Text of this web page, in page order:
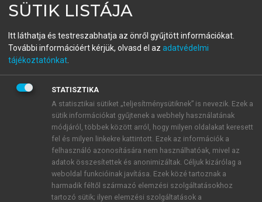
fiókoddal,vagy hozz létre új fiókot.
A regisztráció után apróbaidőszakautomatikusan
BELÉPÉS SAJÁT FIÓKKAL
ÚJ FIÓK LÉTREHOZÁSA
1 óra díjmentes hozzáférés
E-MAIL-CÍM
SÜTIK LISTÁJA
Itt láthatja és testreszabhatja az önről gyűjtött információkat.
További információért kérjük, olvasd el az adatvédelmi
tájékoztatónkat
STATISZTIKA
A statisztikai sütiket „teljesítménysütiknek” is nevezik. Ezek a
sütik információkat gyűjtenek a webhely használatának
módjáról, többek között arról, hogy milyen oldalakat keresett
fel és milyen linkekre kattintott. Ezek az információk a
felhasználó azonosítására nem használhatóak, mivel az
adatok összesítettek és anonimizáltak. Céljuk kizárólag a
weboldal funkcióinak javítása. Ezek közé tartoznak a
harmadik féltől származó elemzési szolgáltatásokhoz
tartozó sütik; ilyen elemzési szolgáltatások a